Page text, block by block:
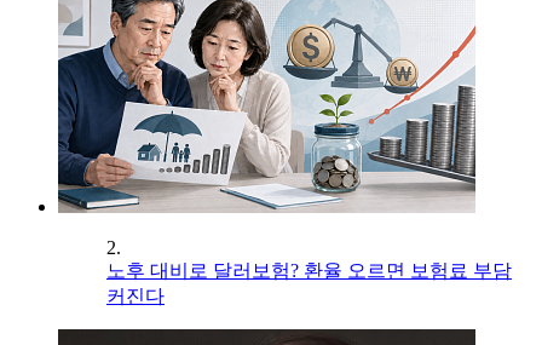
2.
노후 대비로 달러보험? 환율 오르면 보험료 부담
커진다